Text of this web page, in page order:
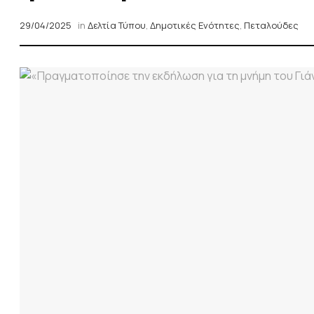
29/04/2025 in Δελτία Τύπου, Δημοτικές Ενότητες, Πεταλούδες